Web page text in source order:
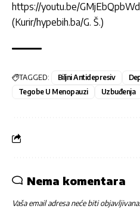
https://youtu.be/
(Kurir/hypebih.ba/G. Š.)
TAGGED: Biljni Antidepresiv
Tegobe U Menopauzi
Uzbuđenja
Nema komentara
Vaša email adresa neće biti objavljivana.